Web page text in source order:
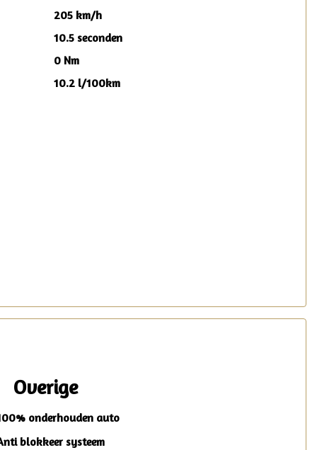
205 km/h
10.5 seconden
0 Nm
10.2 l/100km
Overige
onderhouden auto
blokkeer systeem